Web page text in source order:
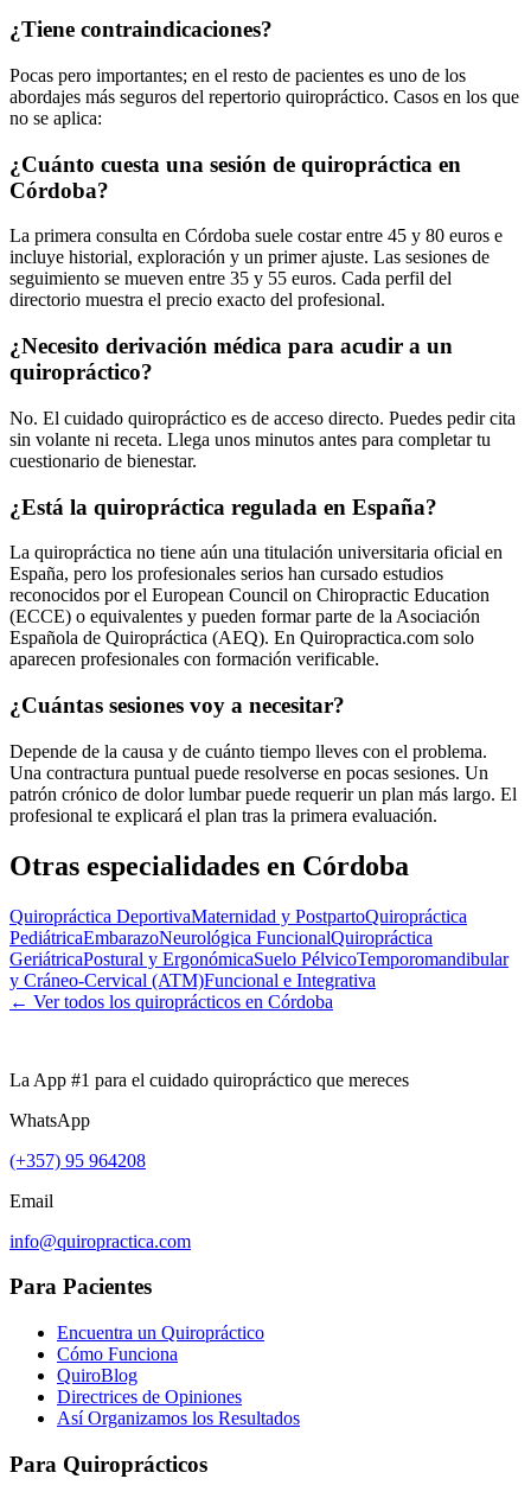
¿Tiene contraindicaciones?
Pocas pero importantes; en el resto de pacientes es uno de los
abordajes más seguros del repertorio quiropráctico. Casos en los que
no se aplica:
¿Cuánto cuesta una sesión de quiropráctica en
Córdoba?
La primera consulta en Córdoba suele costar entre 45 y 80 euros e
incluye historial, exploración y un primer ajuste. Las sesiones de
seguimiento se mueven entre 35 y 55 euros. Cada perfil del
directorio muestra el precio exacto del profesional.
¿Necesito derivación médica para acudir a un
quiropráctico?
No. El cuidado quiropráctico es de acceso directo. Puedes pedir cita
sin volante ni receta. Llega unos minutos antes para completar tu
cuestionario de bienestar.
¿Está la quiropráctica regulada en España?
La quiropráctica no tiene aún una titulación universitaria oficial en
España, pero los profesionales serios han cursado estudios
reconocidos por el European Council on Chiropractic Education
(ECCE) o equivalentes y pueden formar parte de la Asociación
Española de Quiropráctica (AEQ). En Quiropractica.com solo
aparecen profesionales con formación verificable.
¿Cuántas sesiones voy a necesitar?
Depende de la causa y de cuánto tiempo lleves con el problema.
Una contractura puntual puede resolverse en pocas sesiones. Un
patrón crónico de dolor lumbar puede requerir un plan más largo. El
profesional te explicará el plan tras la primera evaluación.
Otras especialidades en Córdoba
Quiropráctica DeportivaMaternidad y PostpartoQuiropráctica
PediátricaEmbarazoNeurológica FuncionalQuiropráctica
GeriátricaPostural y ErgonómicaSuelo PélvicoTemporomandibular
y Cráneo-Cervical (ATM)Funcional e Integrativa
← Ver todos los quiroprácticos en Córdoba
La App #1 para el cuidado quiropráctico que mereces
WhatsApp
(+357) 95 964208
Email
info@quiropractica.com
Para Pacientes
Encuentra un Quiropráctico
Cómo Funciona
QuiroBlog
Directrices de Opiniones
Así Organizamos los Resultados
Para Quiroprácticos